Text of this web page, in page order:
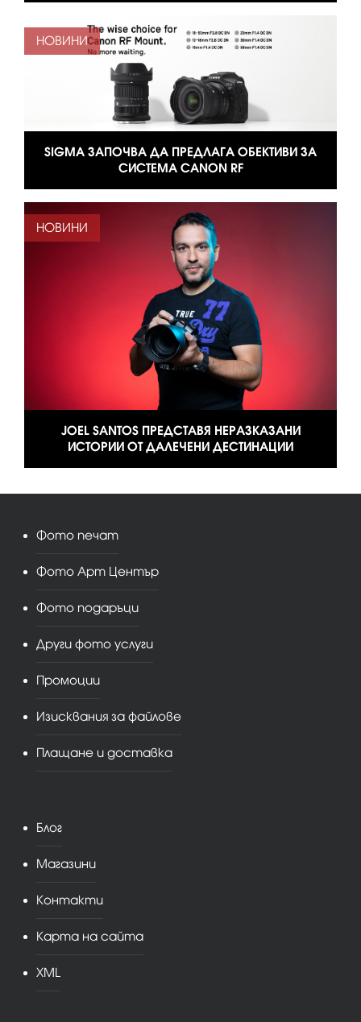
SIGMA ЗАПОЧВА ДА ПРЕДЛАГА ОБЕКТИВИ ЗА
СИСТЕМА CANON RF
НОВИНИ
JOEL SANTOS ПРЕДСТАВЯ НЕРАЗКАЗАНИ
ИСТОРИИ ОТ ДАЛЕЧЕНИ ДЕСТИНАЦИИ
НОВИНИ
Фото печат
Фото Арт Център
Фото подаръци
Други фото услуги
Промоции
Изисквания за файлове
Плащане и доставка
Блог
Магазини
Контакти
Карта на сайта
XML